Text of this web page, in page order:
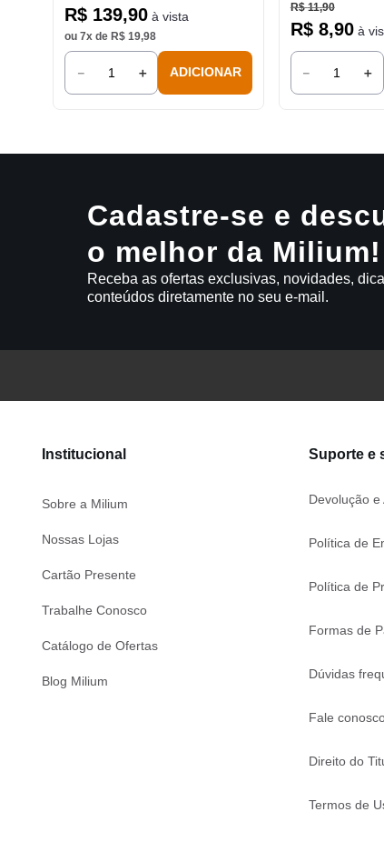
R$ 139,90à vista
ou 7x de R$ 19,98
＋
－ ADICIONAR
R$ 11,90
R$ 8,90à
＋
－
Cadastre-se e
o melhor da Milium!
Receba as ofertas exclusivas, novidades,
conteúdos diretamente no seu e-mail.
Institucional
Sobre a Milium
Nossas Lojas
Cartão Presente
Trabalhe Conosco
Catálogo de Ofertas
Blog Milium
Suporte e
Devolução e
Política de
Política de
Formas de
Dúvidas
Fale
Direito do
Termos de